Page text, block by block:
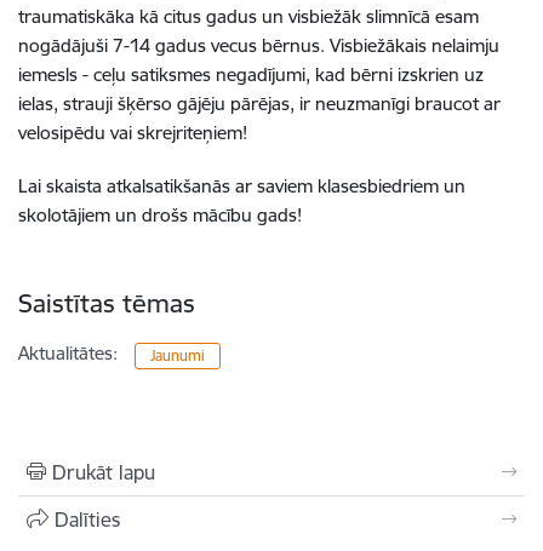
traumatiskāka kā citus gadus un visbiežāk slimnīcā esam
nogādājuši 7-14 gadus vecus bērnus. Visbiežākais nelaimju
iemesls - ceļu satiksmes negadījumi, kad bērni izskrien uz
ielas, strauji šķērso gājēju pārējas, ir neuzmanīgi braucot ar
velosipēdu vai skrejriteņiem!
Lai skaista atkalsatikšanās ar saviem klasesbiedriem un
skolotājiem un drošs mācību gads!
Saistītas tēmas
Aktualitātes: Jaunumi
Drukāt lapu
Dalīties